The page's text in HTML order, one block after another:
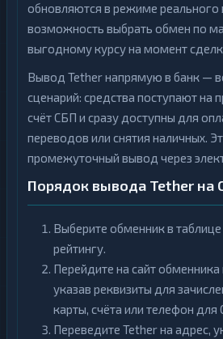
обновляются в режиме
возможность выбрать обмен по
выгодному курсу на момент
Вывод Tether напрямую в банк —
сценарий: средства поступают на
счёт СБП и сразу доступны для
переводов или снятия наличных.
промежуточный вывод через
Порядок вывода Tether на
Выберите обменник в таблице
рейтингу.
Перейдите на сайт
указав реквизиты для
карты, счёта или телефон для
Переведите Tether на адрес,